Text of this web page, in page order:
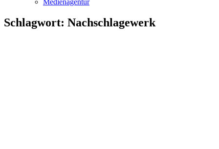
Medienagentur
Schlagwort: Nachschlagewerk